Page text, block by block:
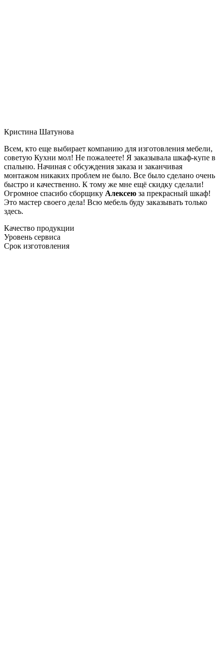
Кристина Шатунова
Всем, кто еще выбирает компанию для изготовления мебели,
советую Кухни мол! Не пожалеете! Я заказывала шкаф-купе в
спальню. Начиная с обсуждения заказа и заканчивая
монтажом никаких проблем не было. Все было сделано очень
быстро и качественно. К тому же мне ещё скидку сделали!
Огромное спасибо сборщику Алексею за прекрасный шкаф!
Это мастер своего дела! Всю мебель буду заказывать только
здесь.
Качество продукции
Уровень сервиса
Срок изготовления